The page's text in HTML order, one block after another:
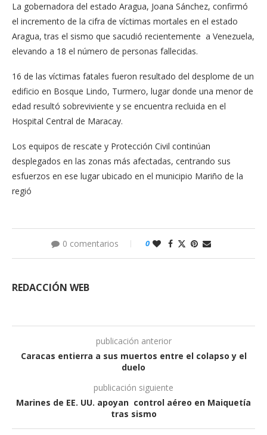
La gobernadora del estado Aragua, Joana Sánchez, confirmó
el incremento de la cifra de víctimas mortales en el estado
Aragua, tras el sismo que sacudió recientemente a Venezuela,
elevando a 18 el número de personas fallecidas.
16 de las víctimas fatales fueron resultado del desplome de un
edificio en Bosque Lindo, Turmero, lugar donde una menor de
edad resultó sobreviviente y se encuentra recluida en el
Hospital Central de Maracay.
Los equipos de rescate y Protección Civil continúan
desplegados en las zonas más afectadas, centrando sus
esfuerzos en ese lugar ubicado en el municipio Mariño de la
regió
0 comentarios 0
REDACCIÓN WEB
publicación anterior
Caracas entierra a sus muertos entre el colapso y el
duelo
publicación siguiente
Marines de EE. UU. apoyan control aéreo en Maiquetía
tras sismo